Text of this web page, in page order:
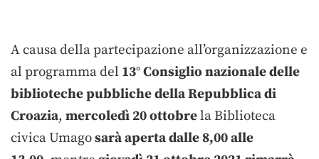
A causa della partecipazione all’organizzazione e
al programma del 13° Consiglio nazionale delle
biblioteche pubbliche della Repubblica di
Croazia, mercoledì 20 ottobrela Biblioteca
civica Umagosarà aperta dalle8,00alle